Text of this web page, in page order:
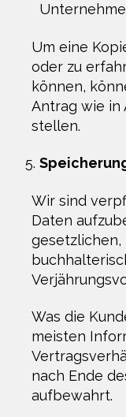
Um eine
oder zu
können,
Antrag wie in
stellen.
Wir sind
Daten
Was die
meisten
nach Ende
aufbewahrt.